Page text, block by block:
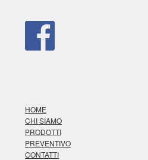
HOME
CHI SIAMO
PRODOTTI
PREVENTIVO
CONTATTI